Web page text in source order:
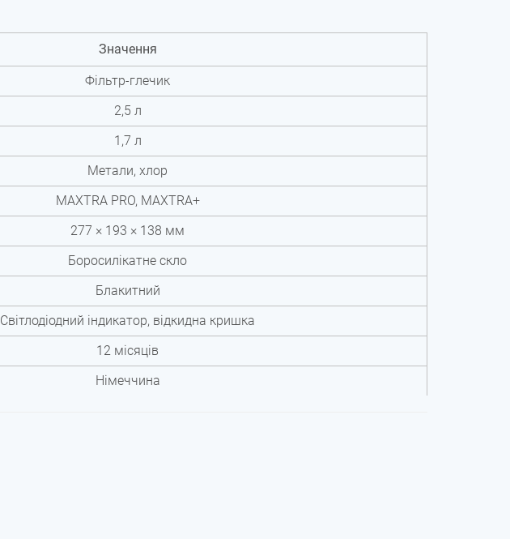
Значення
Фільтр-глечик
2,5 л
1,7 л
Метали, хлор
MAXTRA PRO, MAXTRA+
277 × 193 × 138 мм
Боросилікатне скло
Блакитний
Світлодіодний індикатор, відкидна кришка
12 місяців
Німеччина